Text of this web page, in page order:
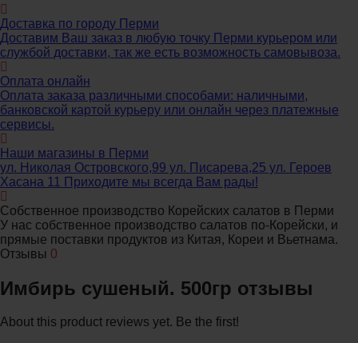
Доставка по городу Перми
Доставим Ваш заказ в любую точку Перми курьером или
службой доставки, так же есть возможность самовывоза.
Оплата онлайн
Оплата заказа различными способами: наличными,
банковской картой курьеру или онлайн через платежные
сервисы.
Наши магазины в Перми
ул. Николая Островского,99 ул. Писарева,25 ул. Героев
Хасана 11 Приходите мы всегда Вам рады!
Собственное производство Корейских салатов в Перми
У нас собственное производство салатов по-Корейски, и
прямые поставки продуктов из Китая, Кореи и Вьетнама.
Отзывы 0
Имбирь сушеный. 500гр отзывы
About this product reviews yet. Be the first!